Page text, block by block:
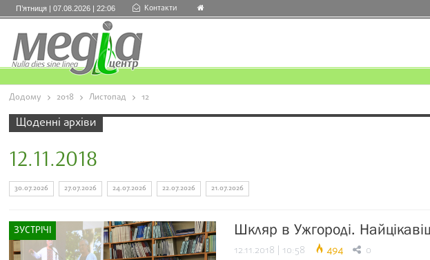
П’ятниця | 07.08.2026 | 22:06 Контакти
Додому 2018 Листопад 12
Щоденні архіви
12.11.2018
30.07.2026 27.07.2026 24.07.2026 22.07.2026 21.07.2026
ЗУСТРІЧІ Шкляр в Ужгороді.
12.11.2018 | 10:58 494 0